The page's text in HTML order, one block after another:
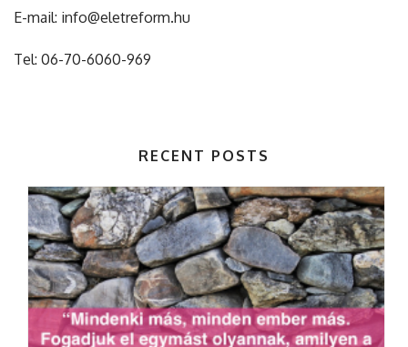
E-mail: info@eletreform.hu
Tel: 06-70-6060-969
RECENT POSTS